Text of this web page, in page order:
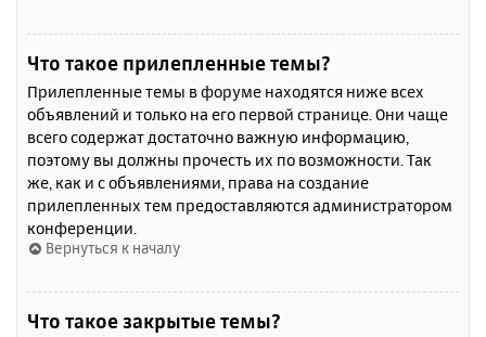
Что такое прилепленные темы?
Прилепленные темы в форуме находятся ниже всех
объявлений и только на его первой странице. Они чаще
всего содержат достаточно важную информацию,
поэтому вы должны прочесть их по возможности. Так
же, как и с объявлениями, права на создание
прилепленных тем предоставляются администратором
конференции.
Вернуться к началу
Что такое закрытые темы?